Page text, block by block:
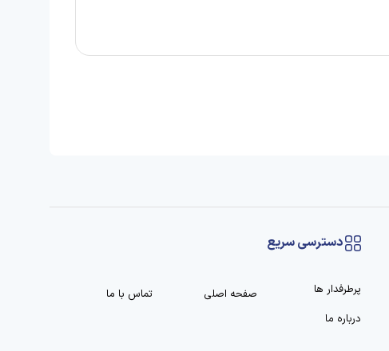
دسترسی سریع
پرطرفدار ها صفحه اصلی
تماس با ما
درباره ما